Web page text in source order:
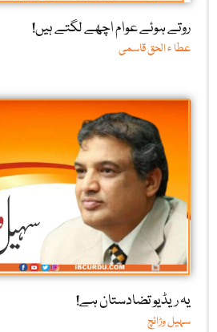
روتے ہوئے عوام اچھے لگتے ہیں!
عطا ء الحق قاسمی
یہ ریڈیو تضادستان ہے!
سہیل وڑائچ